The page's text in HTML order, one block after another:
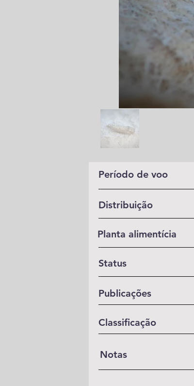
Período de voo
Distribuição
Planta alimentícia
Status
Publicações
Classificação
Notas